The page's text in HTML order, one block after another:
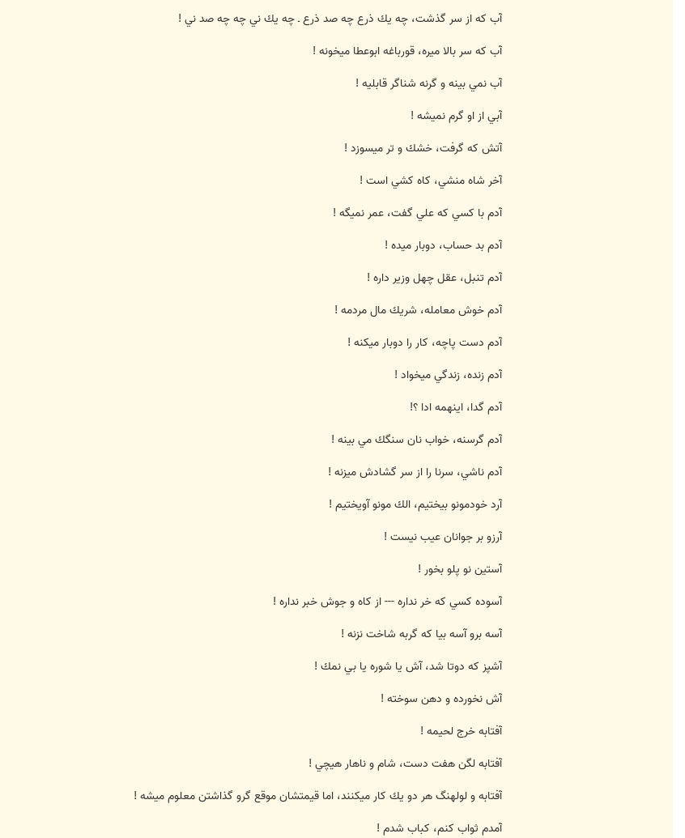
آب كه از سر گذشت، چه يك ذرع چه صد ذرع ـ چه يك ني چه چه صد ني !
آب كه سر بالا ميره، قورباغه ابوعطا ميخونه !
آب نمي بينه و گرنه شناگر قابليه !
آبي از او گرم نميشه !
آتش كه گرفت، خشك و تر ميسوزد !
آخر شاه منشي، كاه كشي است !
آدم با كسي كه علي گفت، عمر نميگه !
آدم بد حساب، دوبار ميده !
آدم تنبل، عقل چهل وزير داره !
آدم خوش معامله، شريك مال مردمه !
آدم دست پاچه، كار را دوبار ميكنه !
آدم زنده، زندگي ميخواد !
آدم گدا، اينهمه ادا ؟!
آدم گرسنه، خواب نان سنگك مي بينه !
آدم ناشي، سرنا را از سر گشادش ميزنه !
آرد خودمونو بيختيم، الك مونو آويختيم !
آرزو بر جوانان عيب نيست !
آستين نو پلو بخور !
آسوده كسي كه خر نداره --- از كاه و جوش خبر نداره !
آسه برو آسه بيا كه گربه شاخت نزنه !
آشپز كه دوتا شد، آش يا شوره يا بي نمك !
آش نخورده و دهن سوخته !
آفتابه خرج لحيمه !
آفتابه لگن هفت دست، شام و ناهار هيچي !
آفتابه و لولهنگ هر دو يك كار ميكنند، اما قيمتشان موقع گرو گذاشتن معلوم ميشه !
آمدم ثواب كنم، كباب شدم !